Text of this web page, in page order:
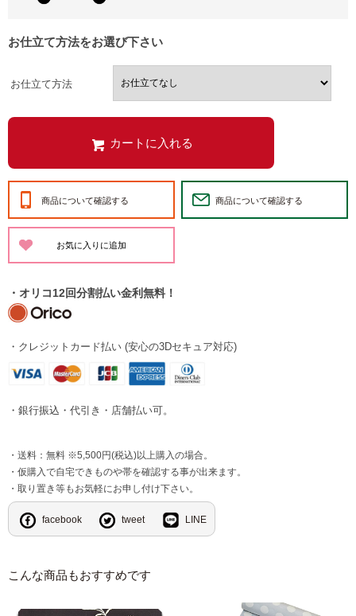
お仕立て方法をお選び下さい
お仕立て方法
商品について確認する 商品について確認する
・オリコ12回分割払い金利無料！
・クレジットカード払い (安心の3Dセキュア対応)
・銀行振込・代引き・店舗払い可。
・送料：無料 ※5,500円(税込)以上購入の場合。
・仮購入で自宅できものや帯を確認する事が出来ます。
・取り置き等もお気軽にお申し付け下さい。
facebook tweet LINE
こんな商品もおすすめです